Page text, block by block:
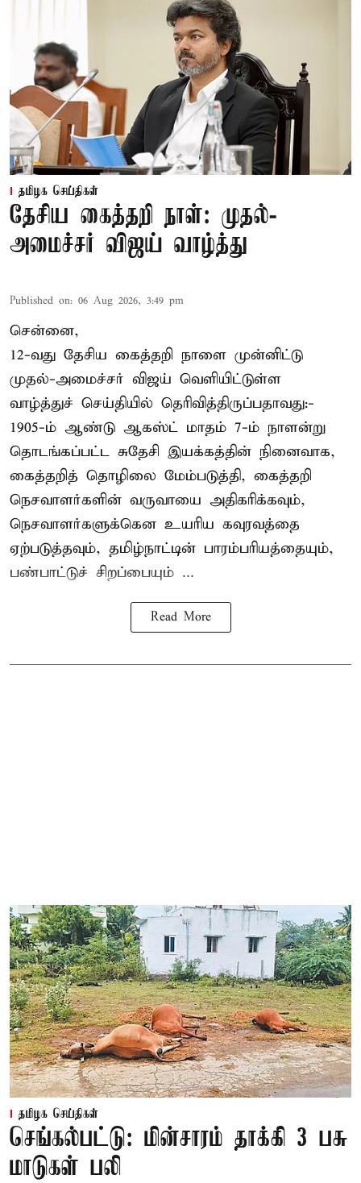
தமிழக செய்திகள்
தேசிய கைத்தறி நாள்: முதல்-
அமைச்சர் விஜய் வாழ்த்து
Published on: 06 Aug 2026, 3:49 pm
சென்னை,
12-வது தேசிய கைத்தறி நாளை முன்னிட்டு
முதல்-அமைச்சர் விஜய் வெளியிட்டுள்ள
வாழ்த்துச் செய்தியில் தெரிவித்திருப்பதாவது:-
1905-ம் ஆண்டு ஆகஸ்ட் மாதம் 7-ம் நாளன்று
தொடங்கப்பட்ட சுதேசி இயக்கத்தின் நினைவாக,
கைத்தறித் தொழிலை மேம்படுத்தி, கைத்தறி
நெசவாளர்களின் வருவாயை அதிகரிக்கவும்,
நெசவாளர்களுக்கென உயரிய கவுரவத்தை
ஏற்படுத்தவும், தமிழ்நாட்டின் பாரம்பரியத்தையும்,
பண்பாட்டுச் சிறப்பையும் ...
Read More
தமிழக செய்திகள்
செங்கல்பட்டு: மின்சாரம் தாக்கி 3 பசு
மாடுகள் பலி